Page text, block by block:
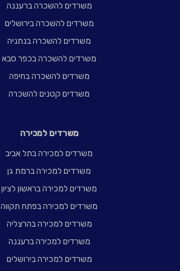
משרדים להשכרה ברעננה
משרדים להשכרה בירושלים
משרדים להשכרה בנתניה
משרדים להשכרה בכפר סבא
משרדים להשכרה בחיפה
משרדים קטנים להשכרה
משרדים למכירה
משרדים למכירה בתל אביב
משרדים למכירה ברמת גן
משרדים למכירה בראשון לציון
משרדים למכירה בפתח תקווה
משרדים למכירה בהרצליה
משרדים למכירה ברעננה
משרדים למכירה בירושלים